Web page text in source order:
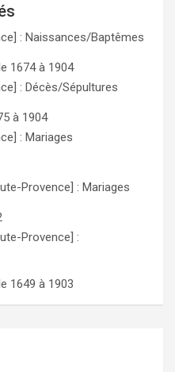
: Naissances/Baptêmes
1674 à 1904
: Décès/Sépultures
à 1904
: Mariages
Provence] : Mariages
Provence] :
1649 à 1903